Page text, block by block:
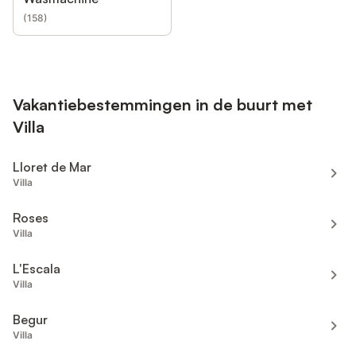
(158)
Vakantiebestemmingen in de buurt met
Villa
Lloret de Mar
Villa
Roses
Villa
L'Escala
Villa
Begur
Villa